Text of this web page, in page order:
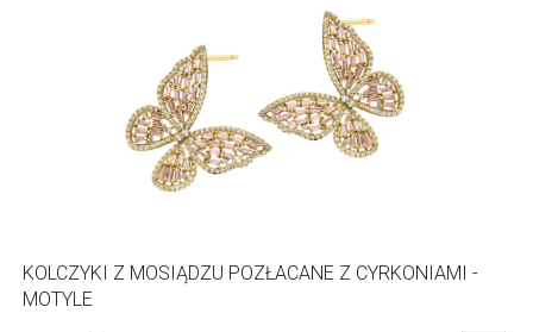
KOLCZYKI Z MOSIĄDZU POZŁACANE Z CYRKONIAMI -
MOTYLE